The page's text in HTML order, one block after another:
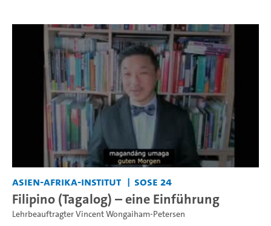
Asien-Afrika-Institut SoSe 24
Filipino (Tagalog) – eine Einführung
Lehrbeauftragter Vincent Wongaiham-Petersen